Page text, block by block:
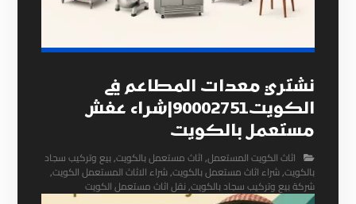
نشتري معدات المطاعم في
الكويت90002751|شراء عفش
مستعمل بالكويت
اثاث الكويت المستعمل,اثاث مستعمل بالكويت,بيع وتركيب سجاد
بالكويت,شراء اثاث مستعمل بالكويت,شراء الاثاث المستعمل الكويت,
شركة بيع وتركيب سجاد بالكويت,نقل اثاث مستعمل الكويت